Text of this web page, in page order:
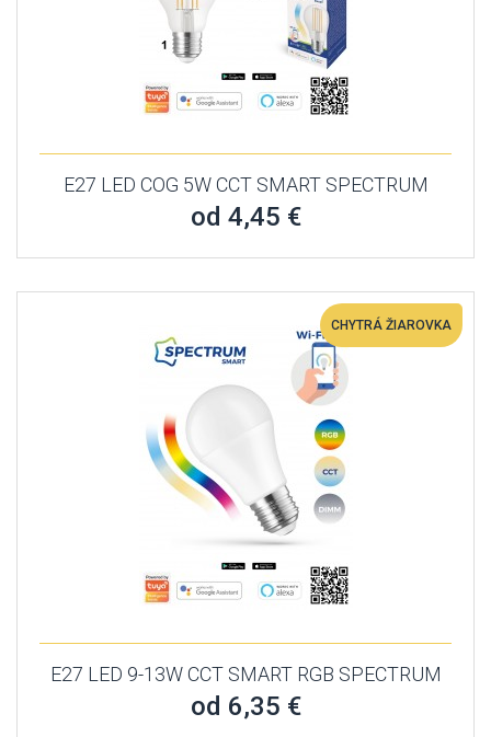
E27 LED COG 5W CCT SMART SPECTRUM
od 4,45 €
CHYTRÁ ŽIAROVKA
E27 LED 9-13W CCT SMART RGB SPECTRUM
od 6,35 €